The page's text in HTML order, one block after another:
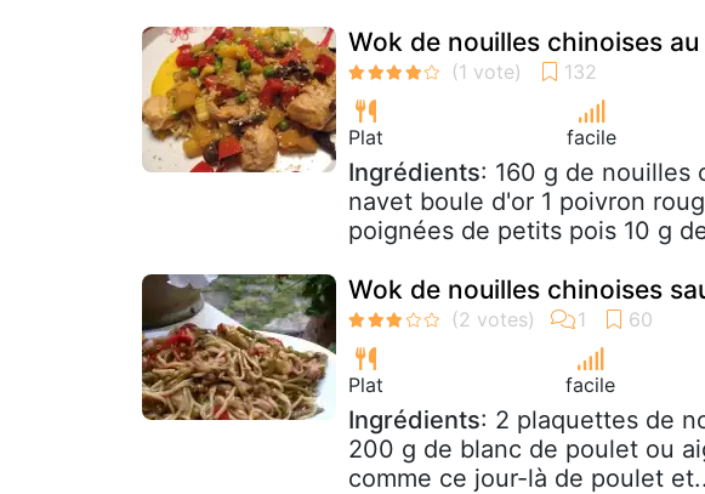
Wok de nouilles chinoises
Plat facile
Ingrédients: 160 g de nouilles
navet boule d'or 1 poivron
poignées de petits pois 10 g
Wok de nouilles chinoises
Plat facile
Ingrédients: 2 plaquettes de
200 g de blanc de poulet ou
comme ce jour-là de poulet